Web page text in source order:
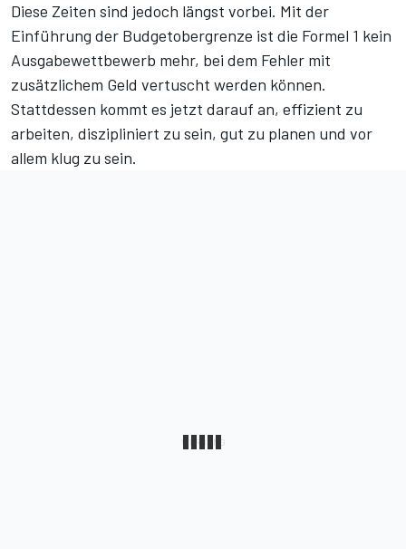
Diese Zeiten sind jedoch längst vorbei. Mit der
Einführung der Budgetobergrenze ist die Formel 1 kein
Ausgabewettbewerb mehr, bei dem Fehler mit
zusätzlichem Geld vertuscht werden können.
Stattdessen kommt es jetzt darauf an, effizient zu
arbeiten, diszipliniert zu sein, gut zu planen und vor
allem klug zu sein.